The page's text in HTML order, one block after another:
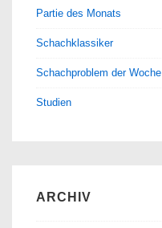
Partie des Monats
Schachklassiker
Schachproblem der Woche
Studien
ARCHIV